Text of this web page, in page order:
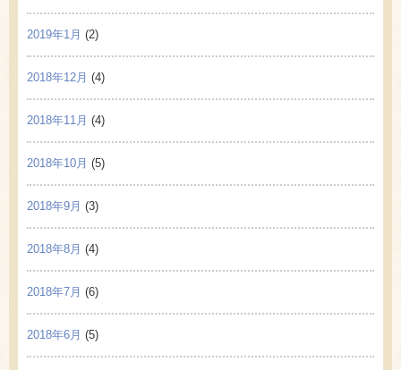
2019年1月 (2)
2018年12月 (4)
2018年11月 (4)
2018年10月 (5)
2018年9月 (3)
2018年8月 (4)
2018年7月 (6)
2018年6月 (5)